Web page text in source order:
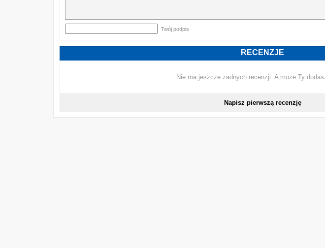
dobrze? Może będę się mniej bała,
Twój podpis
RECENZJE
Nie ma jeszcze żadnych recenzji. A może Ty
Napisz pierwszą recenzję